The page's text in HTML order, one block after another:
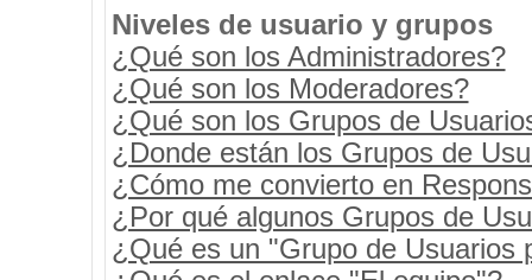
Niveles de usuario y grupos
¿Qué son los Administradores?
¿Qué son los Moderadores?
¿Qué son los Grupos de
¿Donde están los Grupos de
¿Cómo me convierto en
¿Por qué algunos Grupos de
¿Qué es un "Grupo de Usuarios